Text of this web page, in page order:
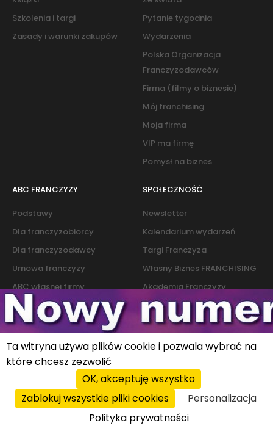
Szkolenia i targi
Zasady i warunki zakupów
Pytanie tygodnia
Wydarzenia
Polska Organizacja
Franczyzodawców
Firma (filmy o biznesie)
Mój franchising
Moja firma
VIP ma firmę
Pomysł na biznes
ABC FRANCZYZY
Podstawy
Dla franczyzobiorcy
Dla franczyzodawcy
Umowa franczyzy
ABC własnej firmy
Słownik franczyzy i biznesu
SPOŁECZNOŚĆ
Newsletter
Kalendarium wydarzeń
Targi Franczyza
Własny Biznes FRANCHISING
Akademia Franczyzy
Marketing
Kontakt
Polityka cookies|Polityka prywatności
© 2026 PROFIT system sp. z o.o. All rights reserved.
Ta witryna używa plików cookie i pozwala wybrać na
które chcesz zezwolić
OK, akceptuję wszystko
Zablokuj wszystkie pliki cookies
Personalizacja
Polityka prywatności